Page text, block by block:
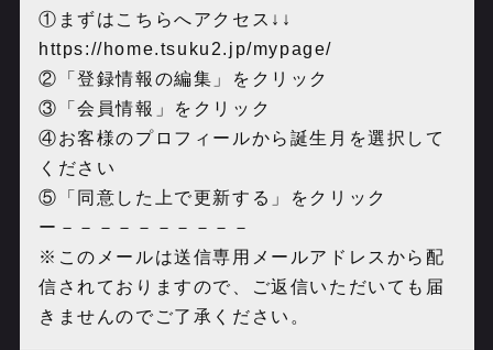
①まずはこちらへアクセス↓↓
https://home.tsuku2.jp/mypage/
②「登録情報の編集」をクリック
③「会員情報」をクリック
④お客様のプロフィールから誕生月を選択して
ください
⑤「同意した上で更新する」をクリック
ー－－－－－－－－－－
※このメールは送信専用メールアドレスから配
信されておりますので、ご返信いただいても届
きませんのでご了承ください。